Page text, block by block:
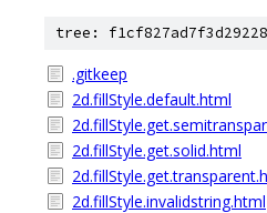
tree:
.gitkeep
2d.fillStyle.default.html
2d.fillStyle.get.solid.html
2d.fillStyle.invalidstring.html